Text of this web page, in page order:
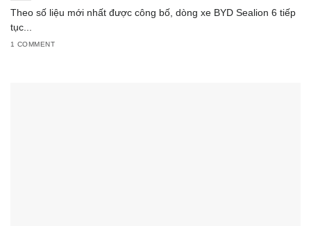
Theo số liệu mới nhất được công bố, dòng xe BYD Sealion 6 tiếp
tục...
1 COMMENT